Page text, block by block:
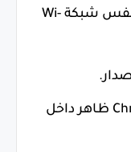
توصيل الهاتف والتلفزيون بنفس شبكة Wi-
التأكد من أن جهاز Chromecast ظاهر داخل